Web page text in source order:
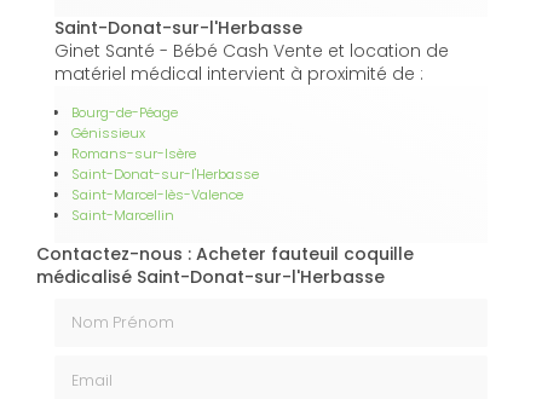
Saint-Donat-sur-l'Herbasse
Ginet Santé - Bébé Cash Vente et location de
matériel médical intervient à proximité de :
Bourg-de-Péage
Génissieux
Romans-sur-Isère
Saint-Donat-sur-l'Herbasse
Saint-Marcel-lès-Valence
Saint-Marcellin
Contactez-nous : Acheter fauteuil coquille
médicalisé Saint-Donat-sur-l'Herbasse